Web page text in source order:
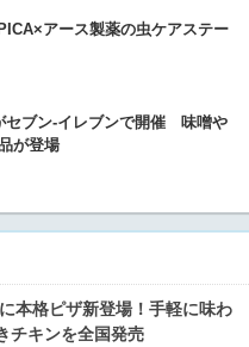
アース製薬の虫ケアステー
セブン-イレブンで開催 味噌や
が登場
本格ピザ新登場！手軽に味わ
チキンを全国発売